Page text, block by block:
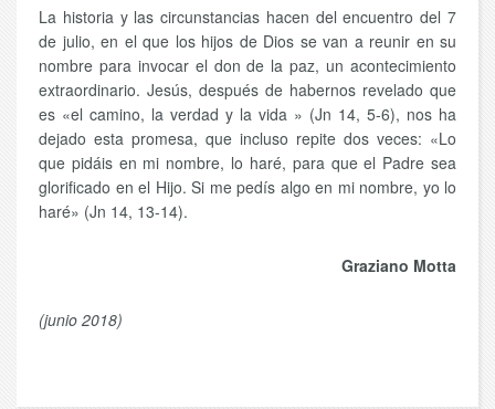
La historia y las circunstancias hacen del encuentro del 7
de julio, en el que los hijos de Dios se van a reunir en su
nombre para invocar el don de la paz, un acontecimiento
extraordinario. Jesús, después de habernos revelado que
es «el camino, la verdad y la vida » (Jn 14, 5-6), nos ha
dejado esta promesa, que incluso repite dos veces: «Lo
que pidáis en mi nombre, lo haré, para que el Padre sea
glorificado en el Hijo. Si me pedís algo en mi nombre, yo lo
haré» (Jn 14, 13-14).
Graziano Motta
(junio 2018)